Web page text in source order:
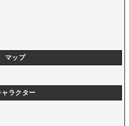
マップ
ャラクター